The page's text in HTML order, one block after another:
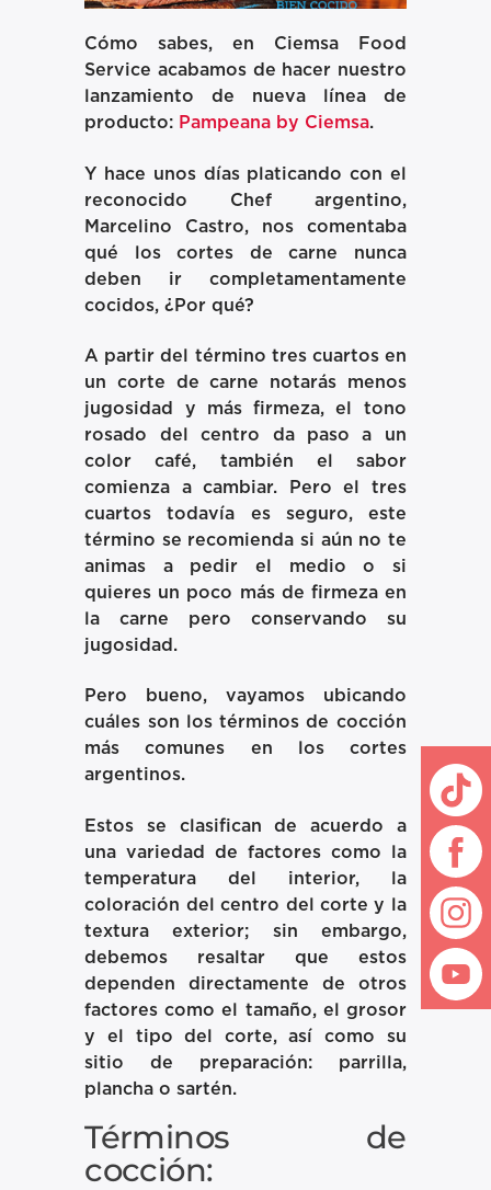
Cómo sabes, en Ciemsa Food
Service acabamos de hacer nuestro
lanzamiento de nueva línea de
producto: Pampeana by Ciemsa.
Y hace unos días platicando con el
reconocido Chef argentino,
Marcelino Castro, nos comentaba
qué los cortes de carne nunca
deben ir completamentamente
cocidos, ¿Por qué?
A partir del término tres cuartos en
un corte de carne notarás menos
jugosidad y más firmeza, el tono
rosado del centro da paso a un
color café, también el sabor
comienza a cambiar. Pero el tres
cuartos todavía es seguro, este
término se recomienda si aún no te
animas a pedir el medio o si
quieres un poco más de firmeza en
la carne pero conservando su
jugosidad.
Pero bueno, vayamos ubicando
cuáles son los términos de cocción
más comunes en los cortes
argentinos.
Estos se clasifican de acuerdo a
una variedad de factores como la
temperatura del interior, la
coloración del centro del corte y la
textura exterior; sin embargo,
debemos resaltar que estos
dependen directamente de otros
factores como el tamaño, el grosor
y el tipo del corte, así como su
sitio de preparación: parrilla,
plancha o sartén.
Términos de
cocción: